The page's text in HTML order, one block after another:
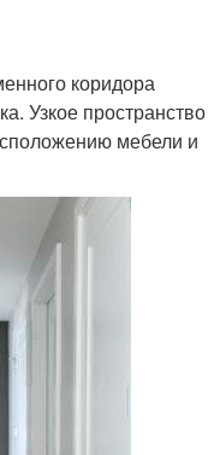
коридора
Узкое пространство
мебели и